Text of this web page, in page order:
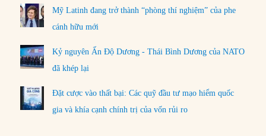
Mỹ Latinh đang trở thành “phòng thí nghiệm” của phe
cánh hữu mới
Kỷ nguyên Ấn Độ Dương - Thái Bình Dương của NATO
đã khép lại
Đặt cược vào thất bại: Các quỹ đầu tư mạo hiểm quốc
gia và khía cạnh chính trị của vốn rủi ro